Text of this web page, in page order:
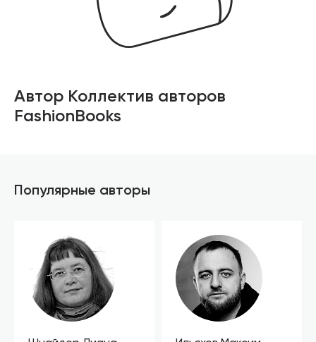
Автор Коллектив авторов
FashionBooks
Популярные авторы